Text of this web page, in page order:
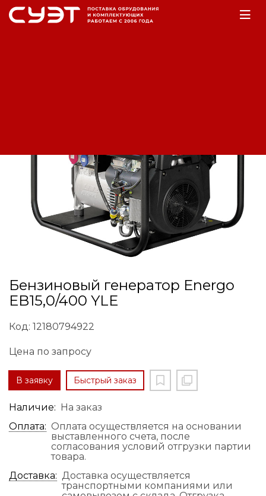
Бензиновый генератор Energo
EB15,0/400 YLE
Код: 12180794922
Цена по запросу
В заявку Быстрый заказ
Наличие: На заказ
Оплата: Оплата осуществляется на основании
выставленного счета, после
согласования условий отгрузки партии
товара.
Доставка: Доставка осуществляется
транспортными компаниями или